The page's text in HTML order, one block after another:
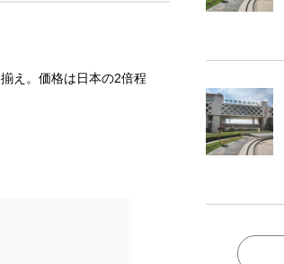
え。価格は日本の2倍程